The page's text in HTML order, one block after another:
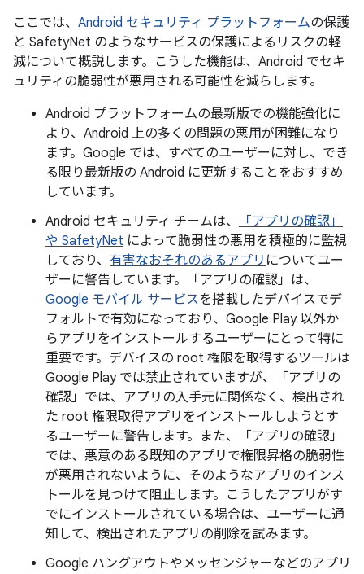
ここでは、 Android セキュリティ プラットフォームの保護
と SafetyNet のようなサービスの保護によるリスクの軽
減について概説します。こうした機能は、Android でセキ
ュリティの脆弱性が悪用される可能性を減らします。
Android プラットフォームの最新版での機能強化に
より、Android 上の多くの問題の悪用が困難になり
ます。Google では、すべてのユーザーに対し、でき
る限り最新版の Android に更新することをおすすめ
しています。
Android セキュリティ チームは、
「アプリの確認」
や SafetyNet によって脆弱性の悪用を積極的に監視
しており、 有害なおそれのあるアプリ についてユー
ザーに警告しています。「アプリの確認」は、
Google モバイル サービスを搭載したデバイスでデ
フォルトで有効になっており、Google Play 以外か
らアプリをインストールするユーザーにとって特に
重要です。デバイスの root 権限を取得するツールは
Google Play では禁止されていますが、「アプリの
確認」では、アプリの入手元に関係なく、検出され
た root 権限取得アプリをインストールしようとす
るユーザーに警告します。また、「アプリの確認」
では、悪意のある既知のアプリで権限昇格の脆弱性
が悪用されないように、そのようなアプリのインス
トールを見つけて阻止します。こうしたアプリがす
でにインストールされている場合は、ユーザーに通
知して、検出されたアプリの削除を試みます。
Google ハングアウトやメッセンジャーなどのアプリ